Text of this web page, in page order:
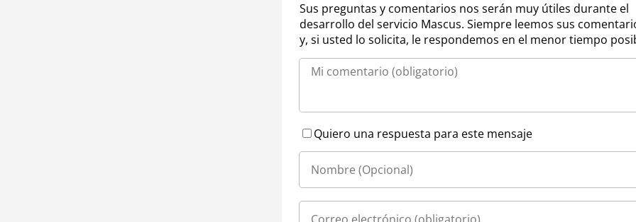
Sus preguntas y comentarios nos serán muy útiles durante el
desarrollo del servicio Mascus. Siempre leemos sus
y, si usted lo solicita, le respondemos en el menor tiempo
Quiero una respuesta para este mensaje